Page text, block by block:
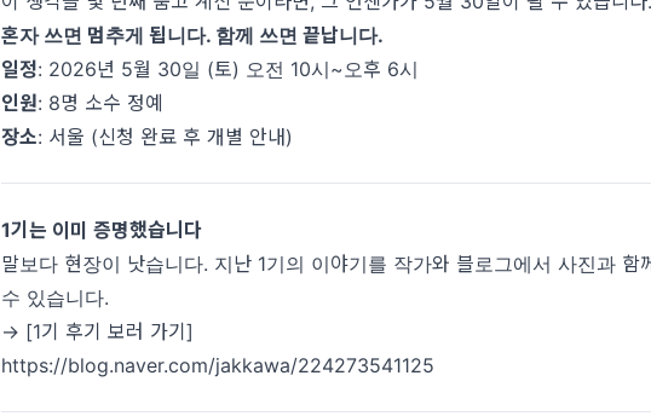
혼자 쓰면 멈추게 됩니다. 함께 쓰면 끝납니다.
일정: 2026년 5월 30일 (토) 오전 10시~오후 6시
인원: 8명 소수 정예
장소: 서울 (신청 완료 후 개별 안내)
1기는 이미 증명했습니다
말보다 현장이 낫습니다. 지난 1기의 이야기를 작가와 블로그에서 사진과 함
수 있습니다.
→ [1기 후기 보러 가기]
https://blog.naver.com/jakkawa/224273541125